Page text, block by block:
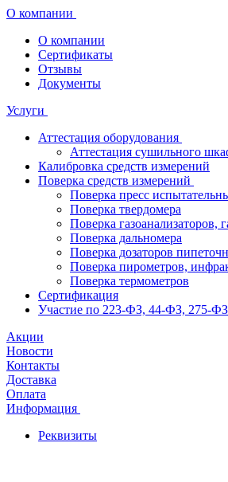
О компании
О компании
Сертификаты
Отзывы
Документы
Услуги
Аттестация оборудования
Аттестация сушильного
Калибровка средств измерений
Поверка средств измерений
Поверка пресс
Поверка твердомера
Поверка газоанализаторов,
Поверка дальномера
Поверка дозаторов
Поверка пирометров,
Поверка термометров
Сертификация
Участие по 223-ФЗ, 44-ФЗ, 275-ФЗ
Акции
Новости
Контакты
Доставка
Оплата
Информация
Реквизиты